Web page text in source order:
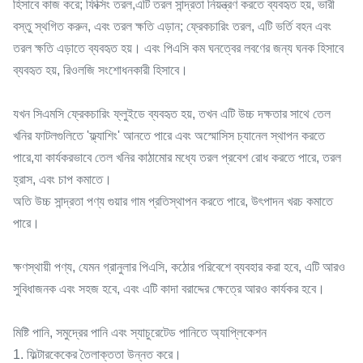
হিসাবে কাজ করে; ফিক্সিং তরল,এটি তরল সান্দ্রতা নিয়ন্ত্রণ করতে ব্যবহৃত হয়, ভারী
বস্তু স্থগিত করুন, এবং তরল ক্ষতি এড়ান; ফ্রেকচারিং তরল, এটি ভর্তি বহন এবং
তরল ক্ষতি এড়াতে ব্যবহৃত হয়। এবং পিএসি কম ঘনত্বের লবণের জন্য ঘনক হিসাবে
ব্যবহৃত হয়, রিওলজি সংশোধনকারী হিসাবে।
যখন সিএমসি ফ্রেকচারিং ফ্লুইডে ব্যবহৃত হয়, তখন এটি উচ্চ দক্ষতার সাথে তেল
খনির ফাটলগুলিতে 'ফ্ল্যাশিং' আনতে পারে এবং অস্মোসিস চ্যানেল স্থাপন করতে
পারে,যা কার্যকরভাবে তেল খনির কাঠামোর মধ্যে তরল প্রবেশ রোধ করতে পারে, তরল
হ্রাস, এবং চাপ কমাতে।
অতি উচ্চ সান্দ্রতা পণ্য গুয়ার গাম প্রতিস্থাপন করতে পারে, উৎপাদন খরচ কমাতে
পারে।
ক্ষণস্থায়ী পণ্য, যেমন গ্রানুলার পিএসি, কঠোর পরিবেশে ব্যবহার করা হবে, এটি আরও
সুবিধাজনক এবং সহজ হবে, এবং এটি কাদা বরাদ্দের ক্ষেত্রে আরও কার্যকর হবে।
মিষ্টি পানি, সমুদ্রের পানি এবং স্যাচুরেটেড পানিতে অ্যাপ্লিকেশন
1. ফিল্টারকেকের তৈলাক্ততা উন্নত করে।